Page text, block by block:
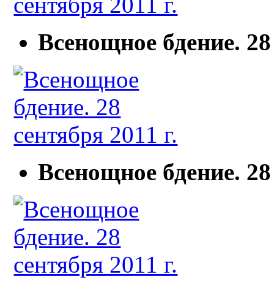
Всенощное бдение.
Всенощное бдение.